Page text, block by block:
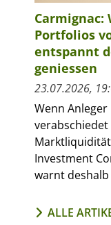
Carmignac:
Portfolios
entspannt
geniessen
23.07.2026,
Wenn
Investment
warnt
ALLE